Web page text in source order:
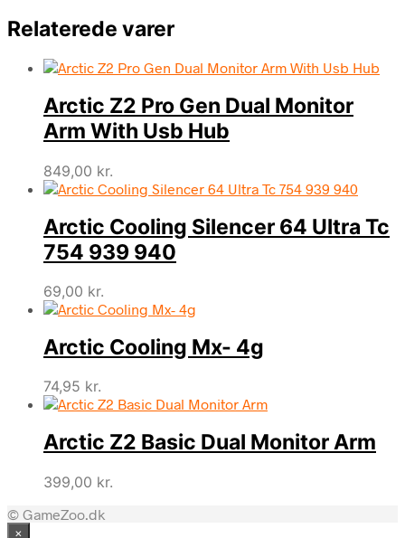
Relaterede varer
Arctic Z2 Pro Gen Dual Monitor
Arm With Usb Hub
849,00 kr.
Arctic Cooling Silencer 64 Ultra Tc
754 939 940
69,00 kr.
Arctic Cooling Mx- 4g
74,95 kr.
Arctic Z2 Basic Dual Monitor Arm
399,00 kr.
© GameZoo.dk
×